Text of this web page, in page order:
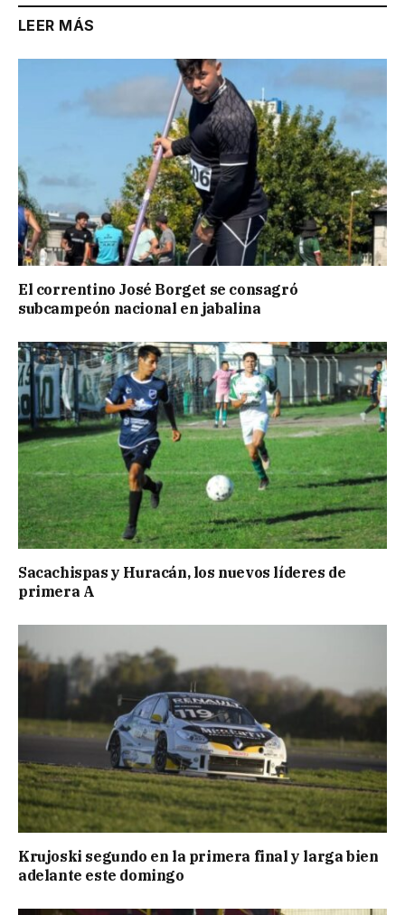
LEER MÁS
El correntino José Borget se consagró
subcampeón nacional en jabalina
Sacachispas y Huracán, los nuevos líderes de
primera A
Krujoski segundo en la primera final y larga bien
adelante este domingo